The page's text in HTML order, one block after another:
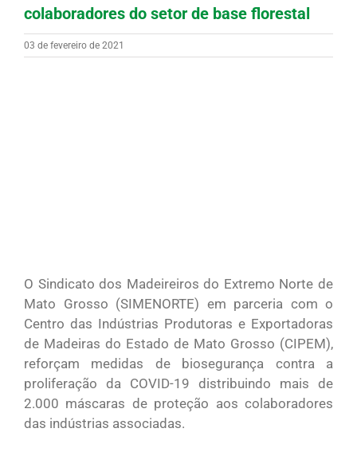
colaboradores do setor de base florestal
03 de fevereiro de 2021
O Sindicato dos Madeireiros do Extremo Norte de
Mato Grosso (SIMENORTE) em parceria com o
Centro das Indústrias Produtoras e Exportadoras
de Madeiras do Estado de Mato Grosso (CIPEM),
reforçam medidas de biosegurança contra a
proliferação da COVID-19 distribuindo mais de
2.000 máscaras de proteção aos colaboradores
das indústrias associadas.